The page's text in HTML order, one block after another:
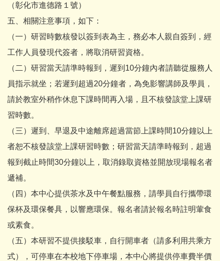
（彰化市進德路１號）
五、相關注意事項，如下：
（一）研習時數核發以簽到表為主，務必本人親自簽到，經
工作人員發現代簽者，將取消研習資格。
（二）研習當天請準時報到，遲到10分鐘內者請聽從服務人
員指示就坐；若遲到超過20分鐘者，為免影響講師及學員，
請於教室外稍作休息下課時間再入場，且不核發該堂上課研
習時數。
（三）遲到、早退及中途離席超過當節上課時間10分鐘以上
者恕不核發該堂上課研習時數；研習當天請準時報到，超過
報到截止時間30分鐘以上，取消錄取資格並開放現場報名者
遞補。
（四）本中心提供茶水及中午餐點服務，請學員自行攜帶環
保杯及環保餐具，以響應環保。報名者請於報名時註明葷食
或素食。
（五）本研習不提供接駁車，自行開車者（請多利用共乘方
式），可停車在本校地下停車場，本中心將提供停車費半價